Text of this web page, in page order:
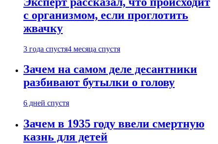
с организмом, если проглотить
жвачку
3 года спустя4 месяца спустя
Зачем на самом деле десантники
разбивают бутылки о голову
6 дней спустя
Зачем в 1935 году ввели смертную
казнь для детей